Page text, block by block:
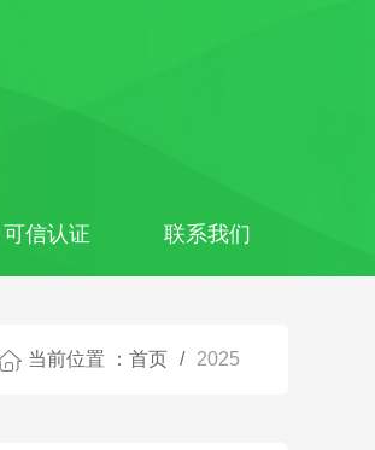
可信认证 联系我们
当前位置 ： 首页 / 2025